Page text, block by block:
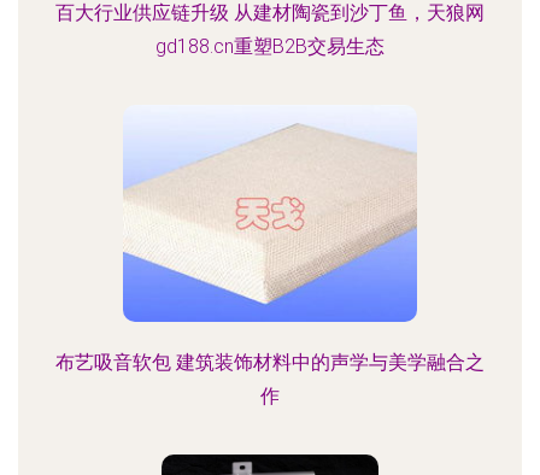
百大行业供应链升级 从建材陶瓷到沙丁鱼，天狼网
gd188.cn重塑B2B交易生态
布艺吸音软包 建筑装饰材料中的声学与美学融合之
作